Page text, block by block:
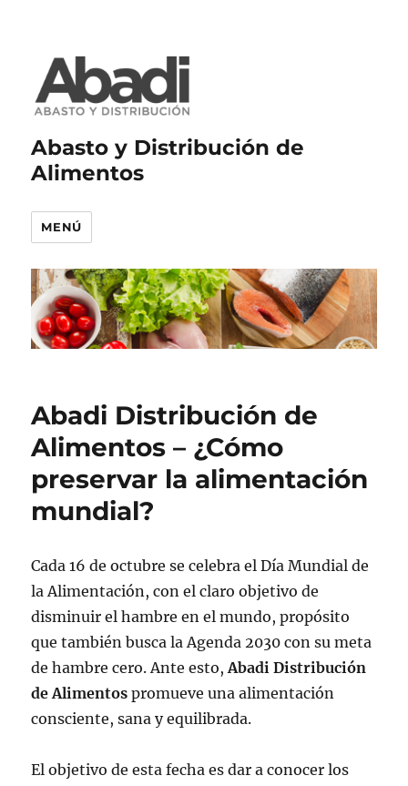
Abasto y Distribución de
Alimentos
MENÚ
Abadi Distribución de
Alimentos – ¿Cómo
preservar la alimentación
mundial?
Cada 16 de octubre se celebra el Día Mundial de
la Alimentación, con el claro objetivo de
disminuir el hambre en el mundo, propósito
que también busca la Agenda 2030 con su meta
de hambre cero. Ante esto,Abadi Distribución
de Alimentos promueve una alimentación
consciente, sana y equilibrada.
El objetivo de esta fecha es dar a conocer los